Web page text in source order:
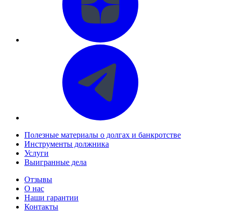
Полезные материалы о долгах и банкротстве
Инструменты должника
Услуги
Выигранные дела
Отзывы
О нас
Наши гарантии
Контакты